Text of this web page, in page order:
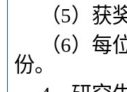
（5）
（6）
份。